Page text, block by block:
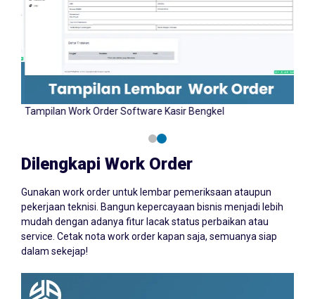
Tampilan Input Work Order Software Kasir Bengkel
Dilengkapi Work Order
Gunakan work order untuk lembar pemeriksaan ataupun
pekerjaan teknisi. Bangun kepercayaan bisnis menjadi lebih
mudah dengan adanya fitur lacak status perbaikan atau
service. Cetak nota work order kapan saja, semuanya siap